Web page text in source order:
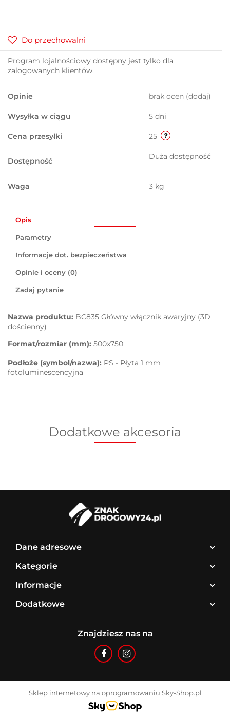
Do przechowalni
Program lojalnościowy dostępny jest tylko dla
zalogowanych klientów.
Opinie brak ocen (dodaj)
Wysyłka w ciągu 5 dni
Cena przesyłki 25
Dostępność Duża dostępność
Waga 3 kg
Opis
Parametry
Informacje dot. bezpieczeństwa
Opinie i oceny (0)
Zadaj pytanie
Nazwa produktu: BC835 Główny włącznik awaryjny (3D
dościenny)
Format/rozmiar (mm): 500x750
Podłoże (symbol/nazwa): PS - Płyta 1 mm
fotoluminescencyjna
Dodatkowe akcesoria
Dane adresowe
Kategorie
Informacje
Dodatkowe
Znajdziesz nas na
Sklep internetowy na oprogramowaniu Sky-Shop.pl